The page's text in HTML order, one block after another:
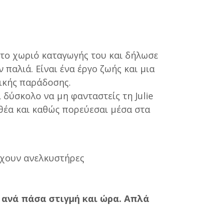
χωριό καταγωγής του και δήλωσε
Είναι ένα έργο ζωής και μια
παράδοσης.
δύσκολο να μη φανταστείς τη Julie
και καθώς πορεύεσαι μέσα στα
ανελκυστήρες
ανά πάσα στιγμή και ώρα. Απλά